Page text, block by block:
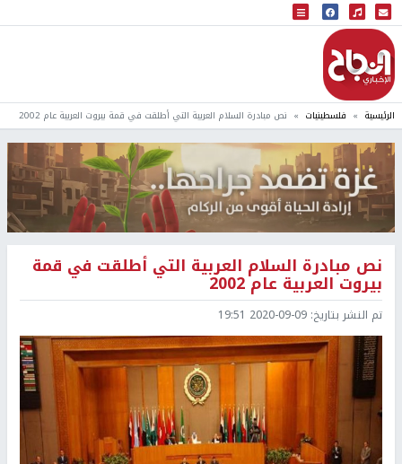
البث المباشر
إذاعة النجاح
الرئيسية فلسطينيات نص مبادرة السلام العربية التي أطلقت في قمة بيروت العربية عام 2002
نص مبادرة السلام العربية التي أطلقت في قمة
بيروت العربية عام 2002
تم النشر بتاريخ: 2020-09-09 19:51